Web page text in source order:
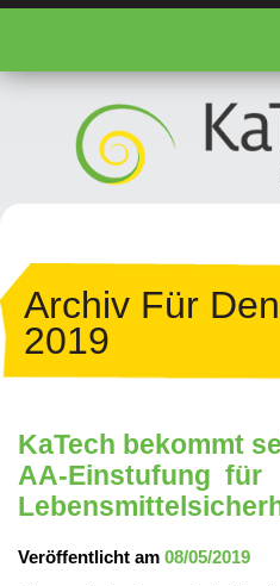
Archiv Für
2019
KaTech bekommt
AA-Einstufung für
Veröffentlicht am 08/05/2019